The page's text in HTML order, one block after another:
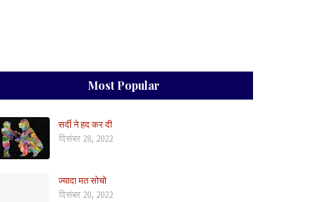
Most Popular
सर्दी ने हद कर दी
दिसंबर 28, 2022
ज्यादा मत सोचो
दिसंबर 20, 2022